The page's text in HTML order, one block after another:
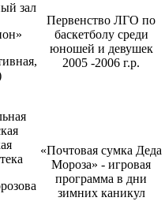
зал
Первенство ЛГО по
баскетболу среди
юношей и девушек
2005 -2006 г.р.
«Почтовая сумка Деда
Мороза» - игровая
программа в дни
зимних каникул